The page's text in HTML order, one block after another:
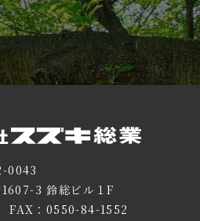
0043
3 鈴総ビル１F
FAX：0550-84-1552